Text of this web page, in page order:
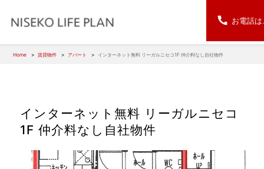
Home 賃貸物件 アパート インターネット無料 リーガルニセコ1F 仲介料なし自社物件
インターネット無料 リーガルニセコ
1F 仲介料なし自社物件
お電話